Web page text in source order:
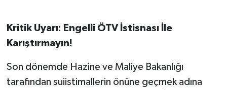
Kritik Uyarı: Engelli ÖTV İstisnası İle
Karıştırmayın!
Son dönemde Hazine ve Maliye Bakanlığı
tarafından suiistimallerin önüne geçmek adına